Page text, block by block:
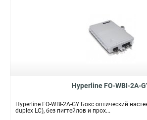
Hyperline FO-WBI-2A-
Hyperline FO-WBI-2A-GY Бокс оптический
duplex LC), без пигтейлов и прох...